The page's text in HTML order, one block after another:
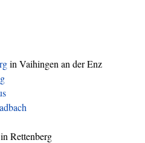
in Vaihingen an der Enz
in Rettenberg